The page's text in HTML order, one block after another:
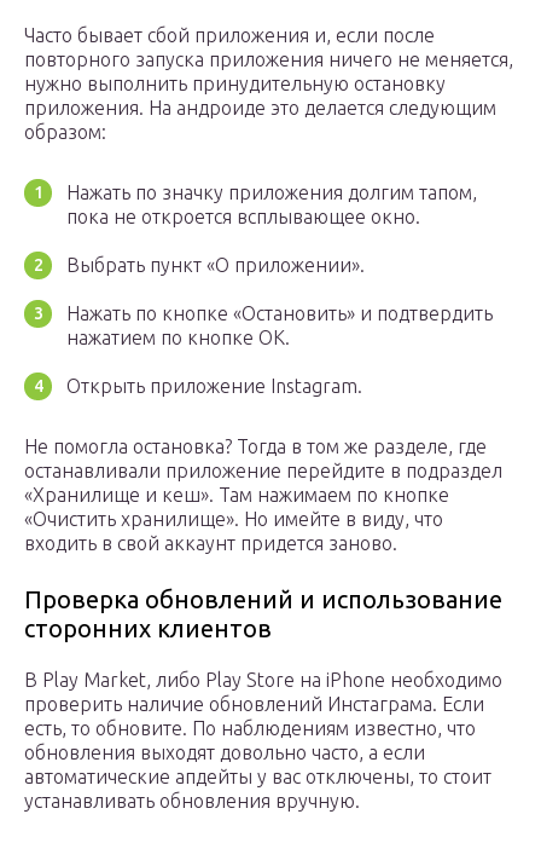
Часто бывает сбой приложения и, если после
повторного запуска приложения ничего не меняется,
нужно выполнить принудительную остановку
приложения. На андроиде это делается следующим
образом:
Нажать по значку приложения долгим тапом,
пока не откроется всплывающее окно.
Выбрать пункт «О приложении».
Нажать по кнопке «Остановить» и подтвердить
нажатием по кнопке ОК.
Открыть приложение Instagram.
Не помогла остановка? Тогда в том же разделе, где
останавливали приложение перейдите в подраздел
«Хранилище и кеш». Там нажимаем по кнопке
«Очистить хранилище». Но имейте в виду, что
входить в свой аккаунт придется заново.
Проверка обновлений и использование
сторонних клиентов
В Play Market, либо Play Store на iPhone необходимо
проверить наличие обновлений Инстаграма. Если
есть, то обновите. По наблюдениям известно, что
обновления выходят довольно часто, а если
автоматические апдейты у вас отключены, то стоит
устанавливать обновления вручную.